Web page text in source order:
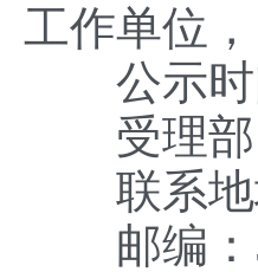
工作单位，
公示时
受理部
联系地
邮编：